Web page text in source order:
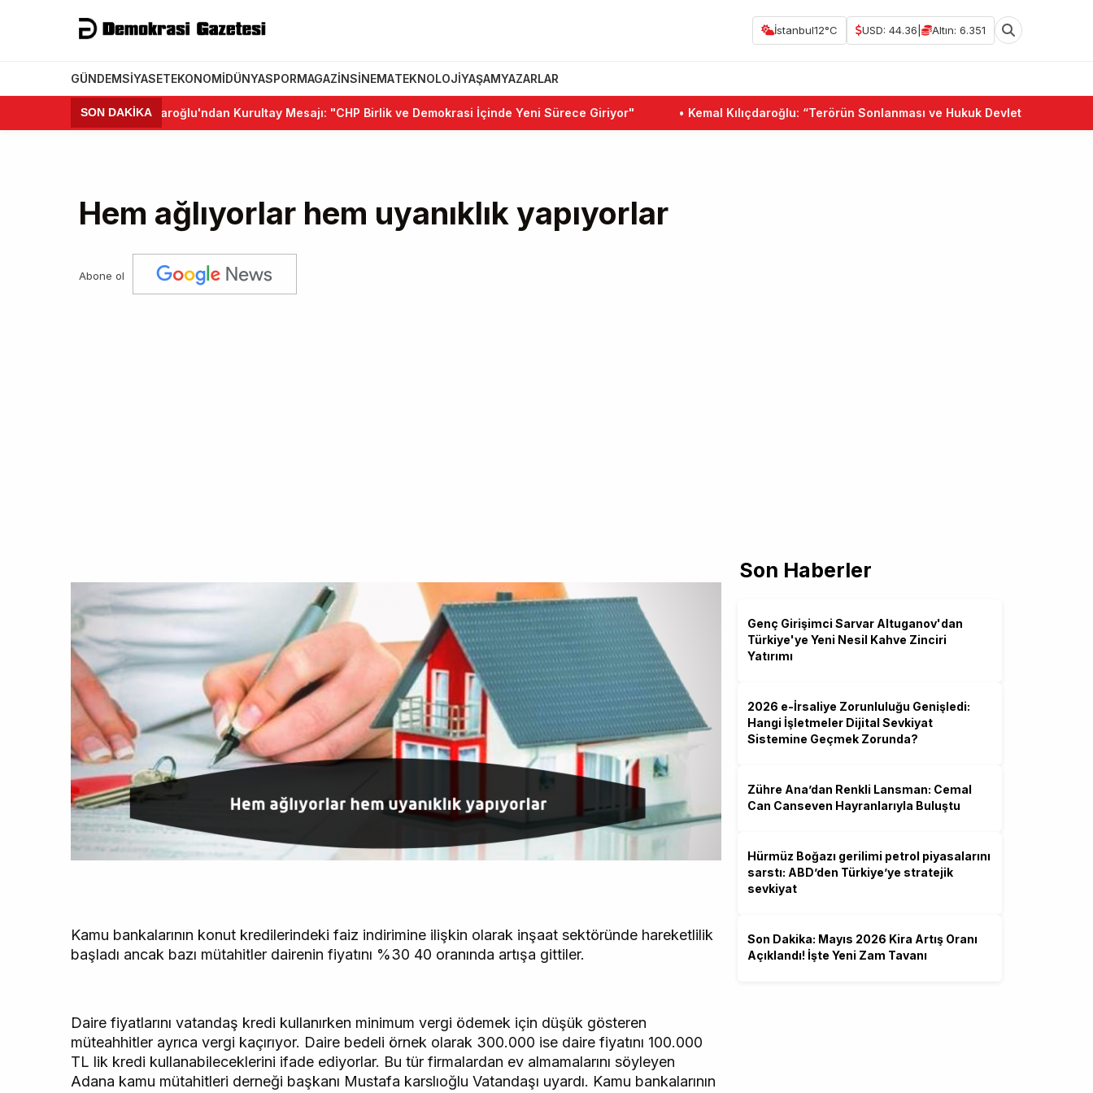
İstanbul12°C USD: 44.36 Altın: 6.351
GÜNDEMSIYASETEKONOMIDÜNYASPORMAGAZINSINEMATEKNOLOJIYAŞAMYAZARLAR
SON DAKİKA
Kemal Kılıçdaroğlu'ndan Kurultay Mesajı: "CHP Birlik ve Demokrasi İçinde Yeni Sürece Giriyor" Kemal Kılıçdaroğlu: “Terörün Sonlanması ve Hukuk Devleti Birlikte
Hem ağlıyorlar hem uyanıklık yapıyorlar
Abone ol
Kamu bankalarının konut kredilerindeki faiz indirimine ilişkin olarak inşaat sektöründe hareketlilik
başladı ancak bazı mütahitler dairenin fiyatını %30 40 oranında artışa gittiler.
Daire fiyatlarını vatandaş kredi kullanırken minimum vergi ödemek için düşük gösteren
müteahhitler ayrıca vergi kaçırıyor. Daire bedeli örnek olarak 300.000 ise daire fiyatını 100.000
TL lik kredi kullanabileceklerini ifade ediyorlar. Bu tür firmalardan ev almamalarını söyleyen
Adana kamu mütahitleri derneği başkanı Mustafa karslıoğlu Vatandaşı uyardı. Kamu bankalarının
Son Haberler
Genç Girişimci Sarvar Altuganov'dan
Türkiye'ye Yeni Nesil Kahve Zinciri
Yatırımı
2026 e-İrsaliye Zorunluluğu Genişledi:
Hangi İşletmeler Dijital Sevkiyat
Sistemine Geçmek Zorunda?
Zühre Ana’dan Renkli Lansman: Cemal
Can Canseven Hayranlarıyla Buluştu
Hürmüz Boğazı gerilimi petrol piyasalarını
sarstı: ABD’den Türkiye’ye stratejik
sevkiyat
Son Dakika: Mayıs 2026 Kira Artış Oranı
Açıklandı! İşte Yeni Zam Tavanı